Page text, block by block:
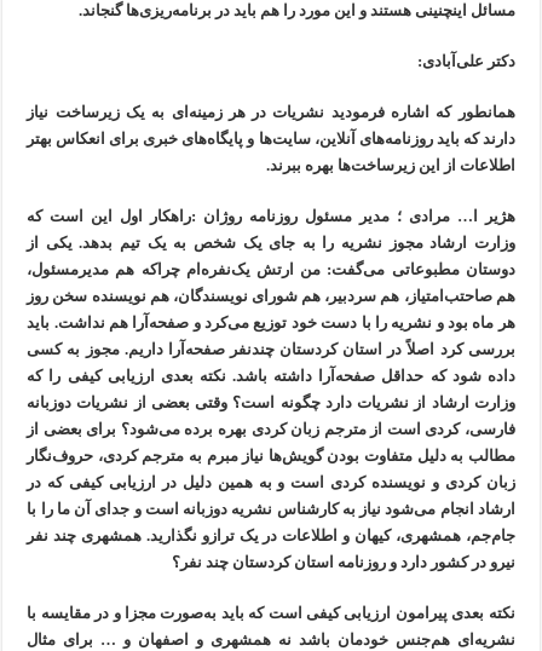
مسائل اینچنینی هستند و این مورد را هم باید در برنامه‌ریزی‌ها گنجاند.
دکتر علی‌آبادی:
همانطور که اشاره فرمودید نشریات در هر زمینه‌ای به یک زیرساخت نیاز
دارند که باید روزنامه‌های آنلاین، سایت‌ها و پایگاه‌های خبری برای انعکاس بهتر
اطلاعات از این زیرساخت‌‌ها بهره ببرند.
هژیر ا… مرادی ؛ مدیر مسئول روزنامه روژان :راهکار اول این است که
وزارت ارشاد مجوز نشریه را به جای یک شخص به یک تیم بدهد. یکی از
دوستان مطبوعاتی می‌گفت: من ارتش یک‌نفره‌ام چراکه هم مدیرمسئول،
هم صاحتب‌امتیاز، هم سردبیر، هم شورای نویسندگان، هم نویسنده سخن روز
هر ماه بود و نشریه را با دست خود توزیع می‌کرد و صفحه‌آرا هم نداشت. باید
بررسی کرد اصلاً در استان کردستان چندنفر صفحه‌آرا داریم. مجوز به کسی
داده شود که حداقل صفحه‌آرا داشته باشد. نکته بعدی ارزیابی کیفی را که
وزارت ارشاد از نشریات دارد چگونه است؟ وقتی بعضی از نشریات دوزبانه
فارسی، کردی است از مترجم زبان کردی بهره برده می‌شود؟ برای بعضی از
مطالب به دلیل متفاوت بودن گویش‌ها نیاز مبرم به مترجم کردی، حروف‌نگار
زبان کردی و نویسنده کردی است و به همین دلیل در ارزیابی کیفی که در
ارشاد انجام می‌شود نیاز به کارشناس نشریه دوزبانه است و جدای آن ما را با
جام‌جم، همشهری، کیهان و اطلاعات در یک ترازو نگذارید. همشهری چند نفر
نیرو در کشور دارد و روزنامه استان کردستان چند نفر؟
نکته بعدی پیرامون ارزیابی کیفی است که باید به‌صورت مجزا و در مقایسه با
نشریه‌ای هم‌جنس خودمان باشد نه همشهری و اصفهان و … برای مثال